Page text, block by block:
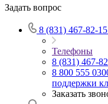
Задать вопрос
8 (831) 467-82-15
Телефоны
8 (831) 467-
8 800 555
поддержки
Заказать